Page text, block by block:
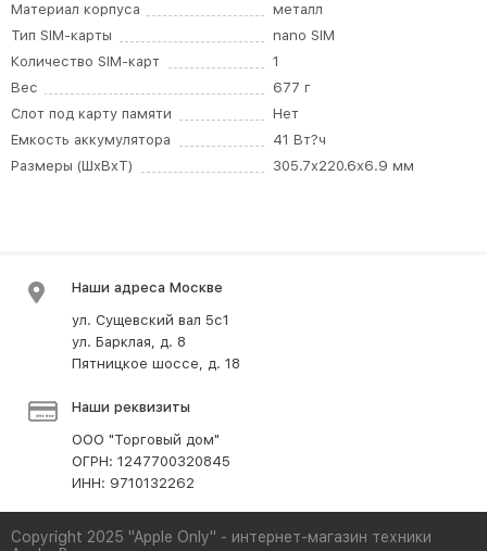
Материал корпуса
металл
Тип SIM-карты
nano SIM
Количество SIM-карт
1
Вес
677 г
Слот под карту памяти
Нет
Емкость аккумулятора
41 Вт?ч
Размеры (ШxВxТ)
305.7x220.6x6.9 мм
Наши адреса Москве
ул. Сущевский вал 5с1
ул. Барклая, д. 8
Пятницкое шоссе, д. 18
Наши реквизиты
ООО "Торговый дом"
ОГРН: 1247700320845
ИНН: 9710132262
Copyright 2025 "Apple Only" - интернет-магазин техники